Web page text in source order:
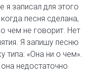
я записал для этого
песня сделана,
чем не говорит. Нет
Я запишу песню
типа: «Она ни о чем».
недостаточно